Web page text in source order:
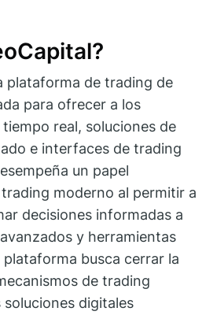
plataforma de trading de
para ofrecer a los
real, soluciones de
e interfaces de trading
un papel
moderno al permitir a
decisiones informadas a
y herramientas
plataforma busca cerrar la
de trading
digitales